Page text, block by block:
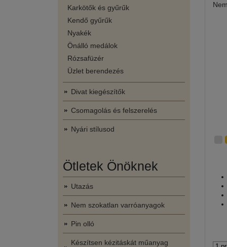
Karkötők és gyűrűk
Kendő gyűrűk
Nyakék
Önálló medálok
Rózsafüzér
Üzlet berendezés
Divat kiegészítők
Csomagolás és felszerelés
Nyári stílusod
Ötletek Önöknek
Utazás
Nem szokatlan varróanyagok
Pin olló
Készítsen kézitáskát műanyag